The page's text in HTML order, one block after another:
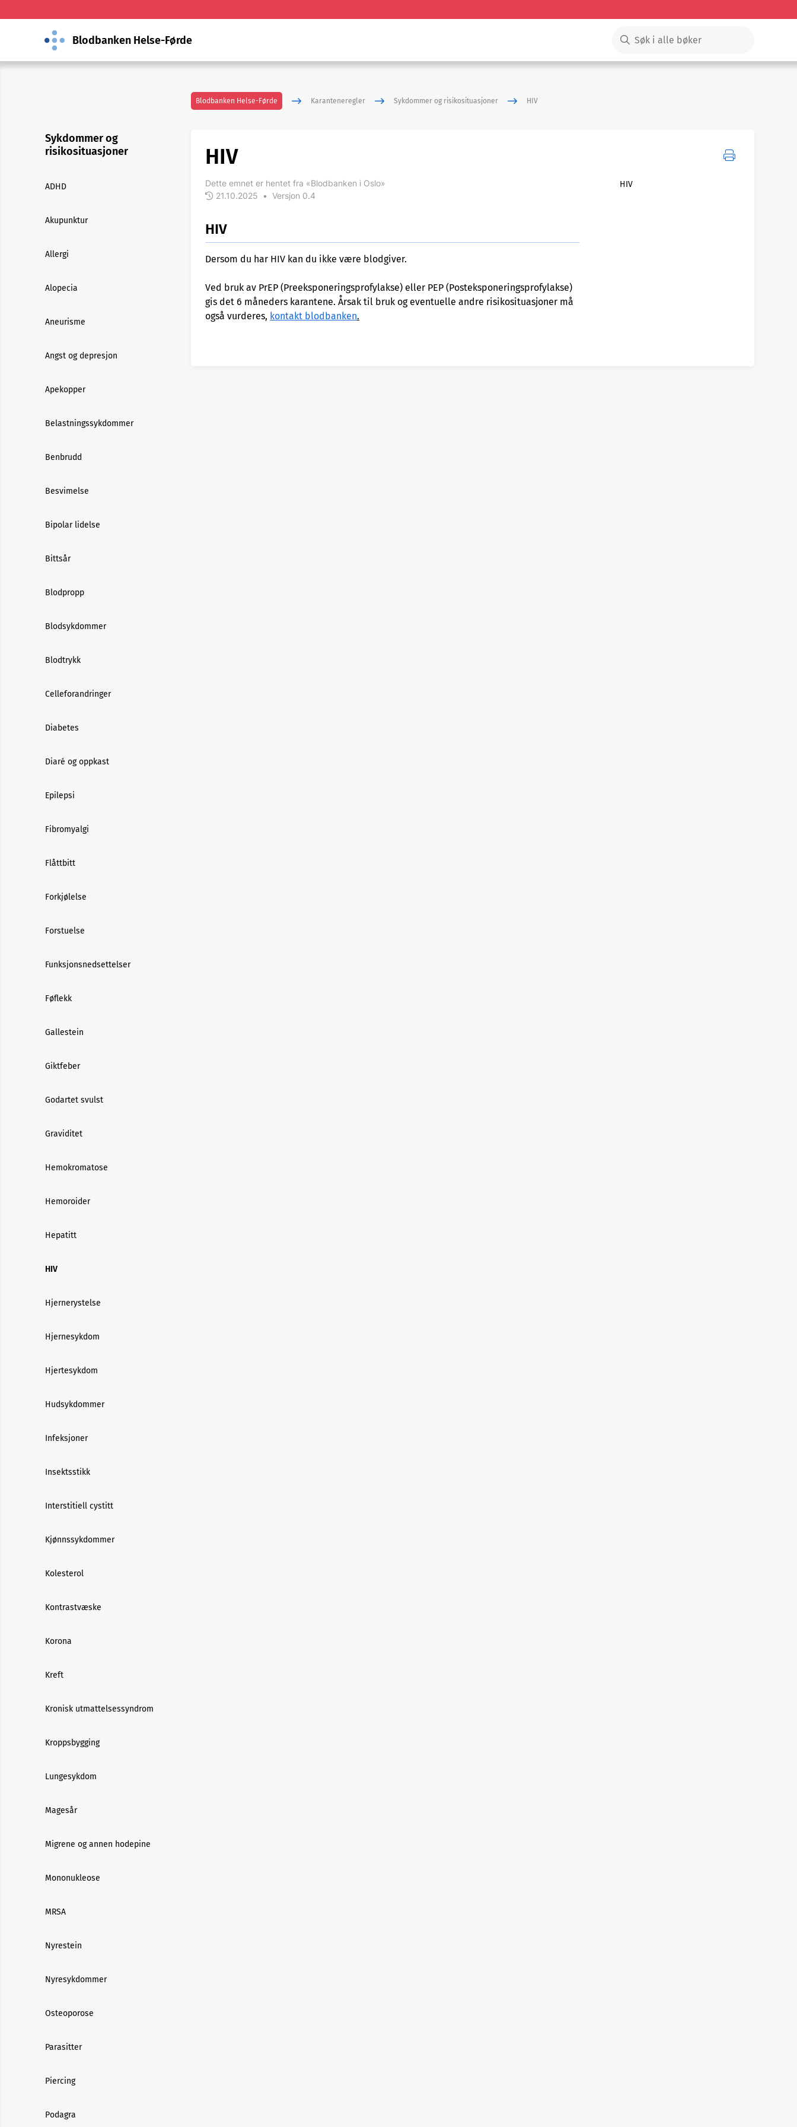
Blodbanken Helse-Førde
Blodbanken Helse-Førde Karanteneregler Sykdommer og risikosituasjoner HIV
Sykdommer og
risikosituasjoner
ADHD
Akupunktur
Allergi
Alopecia
Aneurisme
Angst og depresjon
Apekopper
Belastningssykdommer
Benbrudd
Besvimelse
Bipolar lidelse
Bittsår
Blodpropp
Blodsykdommer
Blodtrykk
Celleforandringer
Diabetes
Diaré og oppkast
Epilepsi
Fibromyalgi
Flåttbitt
Forkjølelse
Forstuelse
Funksjonsnedsettelser
Føflekk
Gallestein
Giktfeber
Godartet svulst
Graviditet
Hemokromatose
Hemoroider
Hepatitt
HIV
Hjernerystelse
Hjernesykdom
Hjertesykdom
Hudsykdommer
Infeksjoner
Insektsstikk
Interstitiell cystitt
Kjønnssykdommer
Kolesterol
Kontrastvæske
Korona
Kreft
Kronisk utmattelsessyndrom
Kroppsbygging
Lungesykdom
Magesår
Migrene og annen hodepine
Mononukleose
MRSA
Nyrestein
Nyresykdommer
Osteoporose
Parasitter
Piercing
Podagra
HIV
Dette emnet er hentet fra «Blodbanken i Oslo»
21.10.2025
• Versjon 0.4
HIV
Dersom du har HIV kan du ikke være blodgiver.
Ved bruk av PrEP (Preeksponeringsprofylakse) eller PEP (Posteksponeringsprofylakse)
gis det 6 måneders karantene. Årsak til bruk og eventuelle andre risikosituasjoner må
også vurderes, kontakt blodbanken.
HIV